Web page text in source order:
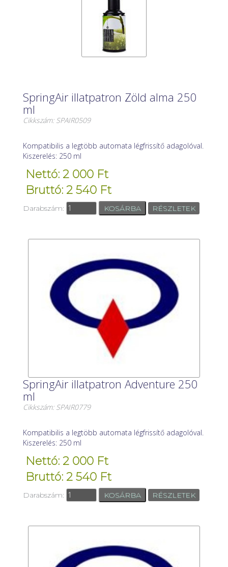
SpringAir illatpatron Zöld alma 250
ml
Cikkszám: SPAIR0509
Kompatibilis a legtöbb automata légfrissítő adagolóval.
Kiszerelés: 250 ml
Nettó: 2 000 Ft
Bruttó: 2 540 Ft
Darabszám: RÉSZLETEK
SpringAir illatpatron Adventure 250
ml
Cikkszám: SPAIR0779
Kompatibilis a legtöbb automata légfrissítő adagolóval.
Kiszerelés: 250 ml
Nettó: 2 000 Ft
Bruttó: 2 540 Ft
Darabszám: RÉSZLETEK